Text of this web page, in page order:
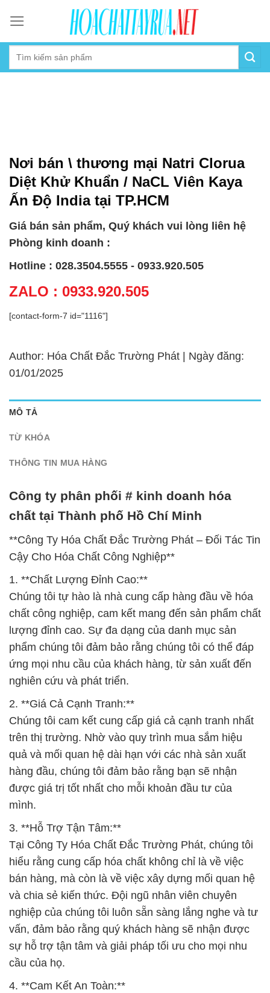
content
Nơi bán \ thương mại Natri Clorua
Diệt Khử Khuẩn / NaCL Viên Kaya
Ấn Độ India tại TP.HCM
Giá bán sản phẩm, Quý khách vui lòng liên hệ
Phòng kinh doanh :
Hotline : 028.3504.5555 - 0933.920.505
ZALO : 0933.920.505
[contact-form-7 id="1116"]
Author: Hóa Chất Đắc Trường Phát | Ngày đăng:
01/01/2025
MÔ TẢ
TỪ KHÓA
THÔNG TIN MUA HÀNG
Công ty phân phối # kinh doanh hóa
chất tại Thành phố Hồ Chí Minh
**Công Ty Hóa Chất Đắc Trường Phát – Đối Tác Tin
Cậy Cho Hóa Chất Công Nghiệp**
1. **Chất Lượng Đỉnh Cao:**
Chúng tôi tự hào là nhà cung cấp hàng đầu về hóa
chất công nghiệp, cam kết mang đến sản phẩm chất
lượng đỉnh cao. Sự đa dạng của danh mục sản
phẩm chúng tôi đảm bảo rằng chúng tôi có thể đáp
ứng mọi nhu cầu của khách hàng, từ sản xuất đến
nghiên cứu và phát triển.
2. **Giá Cả Cạnh Tranh:**
Chúng tôi cam kết cung cấp giá cả cạnh tranh nhất
trên thị trường. Nhờ vào quy trình mua sắm hiệu
quả và mối quan hệ dài hạn với các nhà sản xuất
hàng đầu, chúng tôi đảm bảo rằng bạn sẽ nhận
được giá trị tốt nhất cho mỗi khoản đầu tư của
mình.
3. **Hỗ Trợ Tận Tâm:**
Tại Công Ty Hóa Chất Đắc Trường Phát, chúng tôi
hiểu rằng cung cấp hóa chất không chỉ là về việc
bán hàng, mà còn là về việc xây dựng mối quan hệ
và chia sẻ kiến thức. Đội ngũ nhân viên chuyên
nghiệp của chúng tôi luôn sẵn sàng lắng nghe và tư
vấn, đảm bảo rằng quý khách hàng sẽ nhận được
sự hỗ trợ tận tâm và giải pháp tối ưu cho mọi nhu
cầu của họ.
4. **Cam Kết An Toàn:**